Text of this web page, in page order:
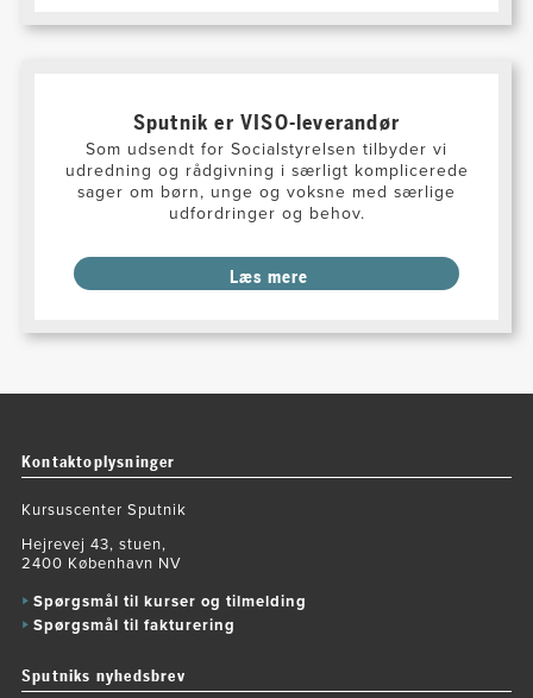
Sputnik er VISO-leverandør
Som udsendt for Socialstyrelsen tilbyder vi
udredning og rådgivning i særligt komplicerede
sager om børn, unge og voksne med særlige
udfordringer og behov.
Læs mere
Kontaktoplysninger
Kursuscenter Sputnik
Hejrevej 43, stuen,
2400 København NV
Spørgsmål til kurser og tilmelding
Spørgsmål til fakturering
Sputniks nyhedsbrev